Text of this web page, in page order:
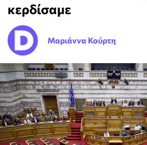
κερδίσαμε
Μαριάννα Κούρτη